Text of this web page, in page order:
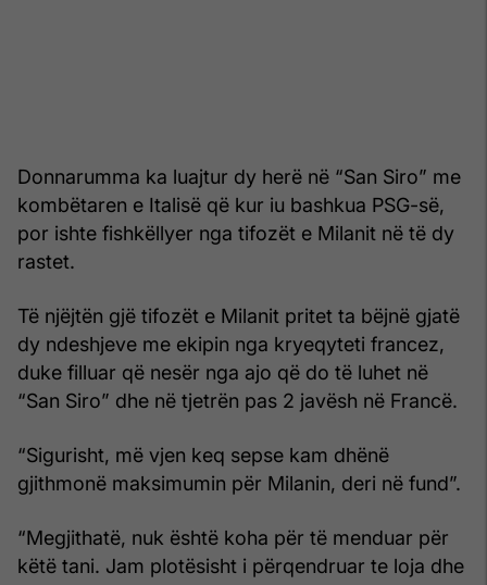
Donnarumma ka luajtur dy herë në “San Siro” me
kombëtaren e Italisë që kur iu bashkua PSG-së,
por ishte fishkëllyer nga tifozët e Milanit në të dy
rastet.
Të njëjtën gjë tifozët e Milanit pritet ta bëjnë gjatë
dy ndeshjeve me ekipin nga kryeqyteti francez,
duke filluar që nesër nga ajo që do të luhet në
“San Siro” dhe në tjetrën pas 2 javësh në Francë.
“Sigurisht, më vjen keq sepse kam dhënë
gjithmonë maksimumin për Milanin, deri në fund”.
“Megjithatë, nuk është koha për të menduar për
këtë tani. Jam plotësisht i përqendruar te loja dhe